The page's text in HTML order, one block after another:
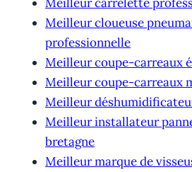
Meilleur cloueuse
professionnelle
Meilleur coupe-carreaux
Meilleur coupe-carreaux
Meilleur
Meilleur installateur
bretagne
Meilleur marque de